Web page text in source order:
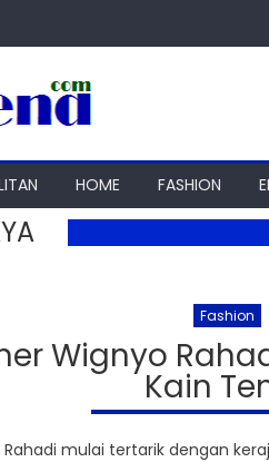
HOME FASHION
Fashion
Wignyo
Kain
Rahadi mulai tertarik dengan